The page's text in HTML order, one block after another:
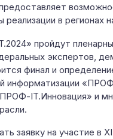
в регионах
пройдут
экспертов,
финал и
информатизации
IT.Инновация» и
заявку на участие